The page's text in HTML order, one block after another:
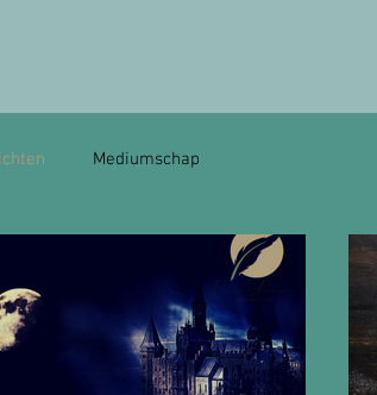
Mediumschap